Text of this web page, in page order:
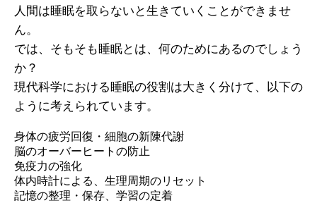
人間は睡眠を取らないと生きていくことができませ
ん。
では、そもそも睡眠とは、何のためにあるのでしょう
か？
現代科学における睡眠の役割は大きく分けて、以下の
ように考えられています。
身体の疲労回復・細胞の新陳代謝
脳のオーバーヒートの防止
免疫力の強化
体内時計による、生理周期のリセット
記憶の整理・保存、学習の定着